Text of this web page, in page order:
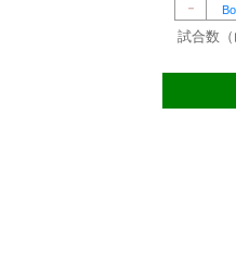
－
試合数（